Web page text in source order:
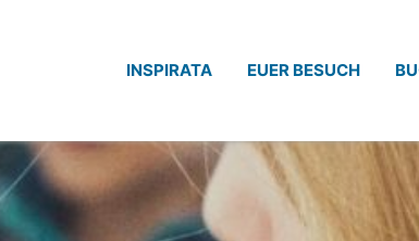
INSPIRATA EUER BESUCH